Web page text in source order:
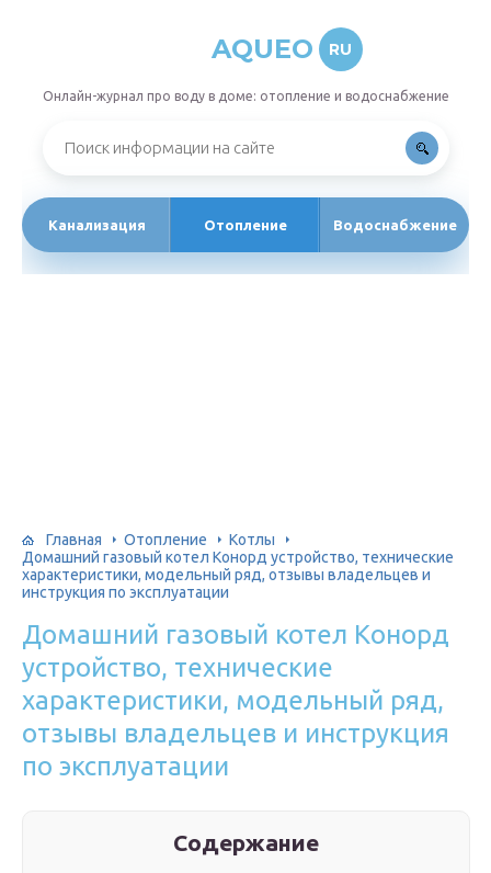
AQUEO RU
Онлайн-журнал про воду в доме: отопление и водоснабжение
Канализация Отопление Водоснабжение
Главная Отопление
Котлы
Домашний газовый котел Конорд устройство, технические
характеристики, модельный ряд, отзывы владельцев и
инструкция по эксплуатации
Домашний газовый котел Конорд
устройство, технические
характеристики, модельный ряд,
отзывы владельцев и инструкция
по эксплуатации
Содержание